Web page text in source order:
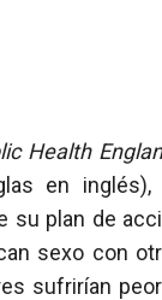
Health
en inglés),
su plan de
sexo con
sufrirían